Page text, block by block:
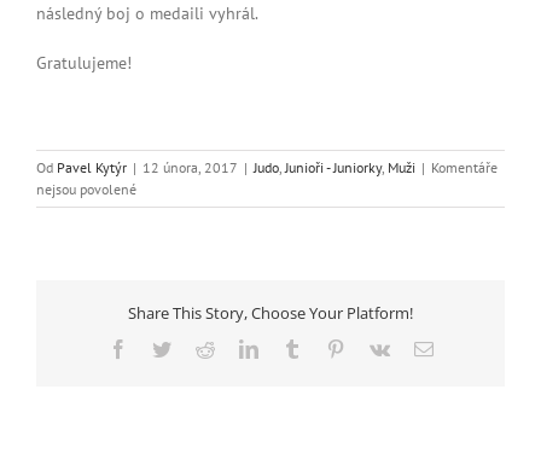
následný boj o medaili vyhrál.
Gratulujeme!
Od Pavel Kytýr | 12 února, 2017 | Judo Junioři - Juniorky, Muži | Komentáře
nejsou povolenéu
textu
bronzový
USK
Share This Story, Choose Your Platform!
Facebook
TwitterRedditLinkedInTumblr Pinterest
Vk
E-